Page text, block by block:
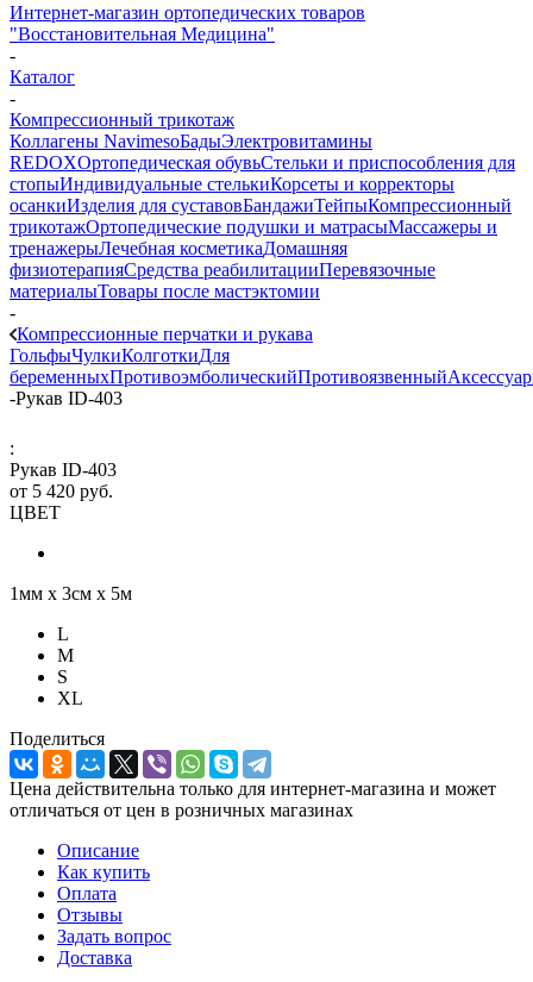
Интернет-магазин ортопедических товаров
"Восстановительная Медицина"
-
Каталог
-
Компрессионный трикотаж
Коллагены NavimesoБадыЭлектровитамины
REDOXОртопедическая обувьСтельки и приспособления для
стопыИндивидуальные стелькиКорсеты и корректоры
осанкиИзделия для суставовБандажиТейпыКомпрессионный
трикотажОртопедические подушки и матрасыМассажеры и
тренажерыЛечебная косметикаДомашняя
физиотерапияСредства реабилитацииПеревязочные
материалыТовары после мастэктомии
-
Компрессионные перчатки и рукава
ГольфыЧулкиКолготкиДля
беременныхПротивоэмболическийПротивоязвенный
-Рукав ID-403
:
Рукав ID-403
от 5 420 руб.
ЦВЕТ
1мм х 3см х 5м
L
M
S
XL
Поделиться
Цена действительна только для интернет-магазина и может
отличаться от цен в розничных магазинах
Описание
Как купить
Оплата
Отзывы
Задать вопрос
Доставка